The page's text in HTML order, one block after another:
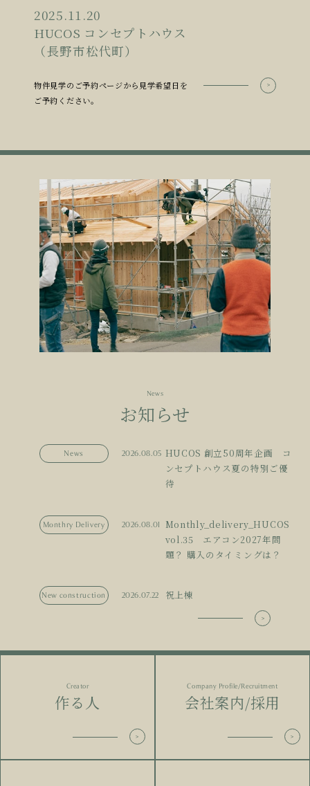
2025.11.20
HUCOS コンセプトハウス
（長野市松代町）
物件見学のご予約ページから見学希望日を
ご予約ください。
News
お知らせ
News 2026.08.05 HUCOS 創立50周年企画 コ
ンセプトハウス夏の特別ご優
待
Monthry Delivery 2026.08.01
Monthly_delivery_HUCOS
vol.35 エアコン2027年問
題？ 購入のタイミングは？
New construction 2026.07.22 祝上棟
Creator
作る人
Company Profile/Recruitment
会社案内/採用